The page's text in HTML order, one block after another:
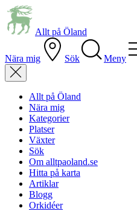
Allt på Öland
Nära mig Sök Meny
Allt på Öland
Nära mig
Kategorier
Platser
Växter
Sök
Om alltpaoland.se
Hitta på karta
Artiklar
Blogg
Orkidéer